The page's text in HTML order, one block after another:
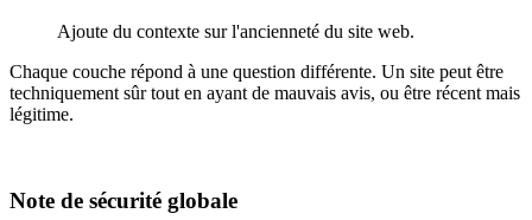
Ajoute du contexte sur l'ancienneté du site web.
Chaque couche répond à une question différente. Un site peut être
techniquement sûr tout en ayant de mauvais avis, ou être récent mais
légitime.
Note de sécurité globale